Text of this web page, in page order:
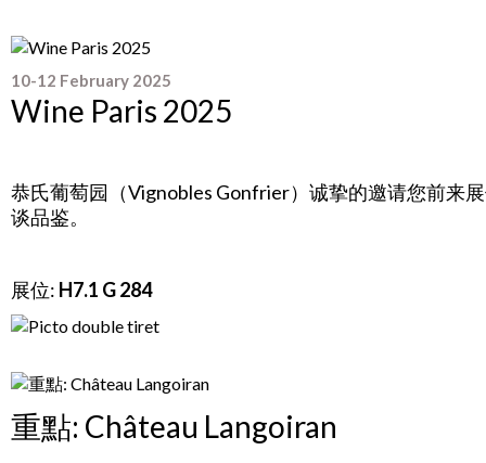
10-12 February 2025
Wine Paris 2025
恭氏葡萄园（Vignobles Gonfrier）诚挚的邀请您前来
谈品鉴。
展位: H7.1 G 284
重點: Château Langoiran